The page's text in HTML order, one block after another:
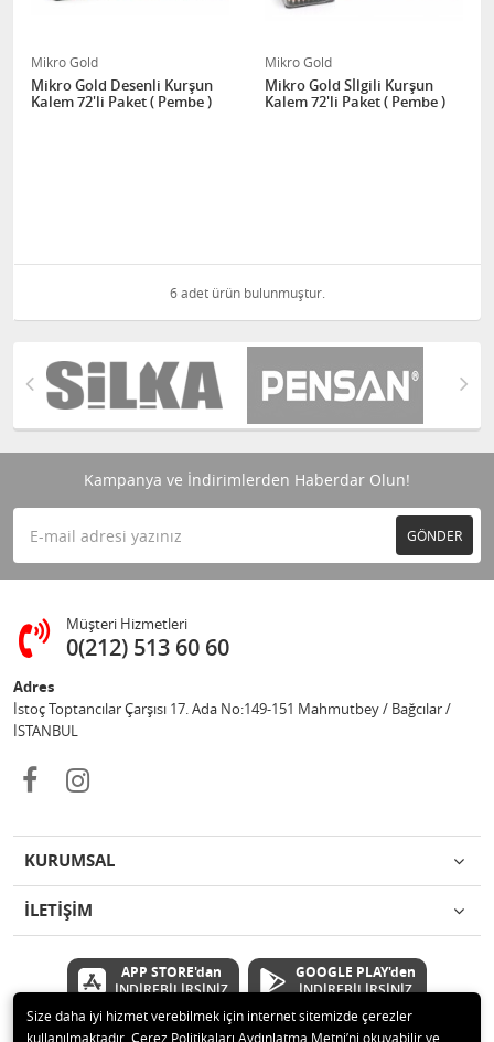
Mikro Gold
Mikro Gold Desenli Kurşun
Kalem 72'li Paket ( Pembe )
Mikro Gold
Mikro Gold Sİlgili Kurşun
Kalem 72'li Paket ( Pembe )
6 adet ürün bulunmuştur.
Kampanya ve İndirimlerden Haberdar Olun!
GÖNDER
Müşteri Hizmetleri
0(212) 513 60 60
Adres
İstoç Toptancılar Çarşısı 17. Ada No:149-151 Mahmutbey / Bağcılar /
İSTANBUL
KURUMSAL
İLETİŞİM
APP STORE'dan
İNDİREBİLİRSİNİZ
GOOGLE PLAY'den
İNDİREBİLİRSİNİZ
Size daha iyi hizmet verebilmek için internet sitemizde çerezler
kullanılmaktadır. Çerez Politikaları Aydınlatma Metni’ni okuyabilir ve